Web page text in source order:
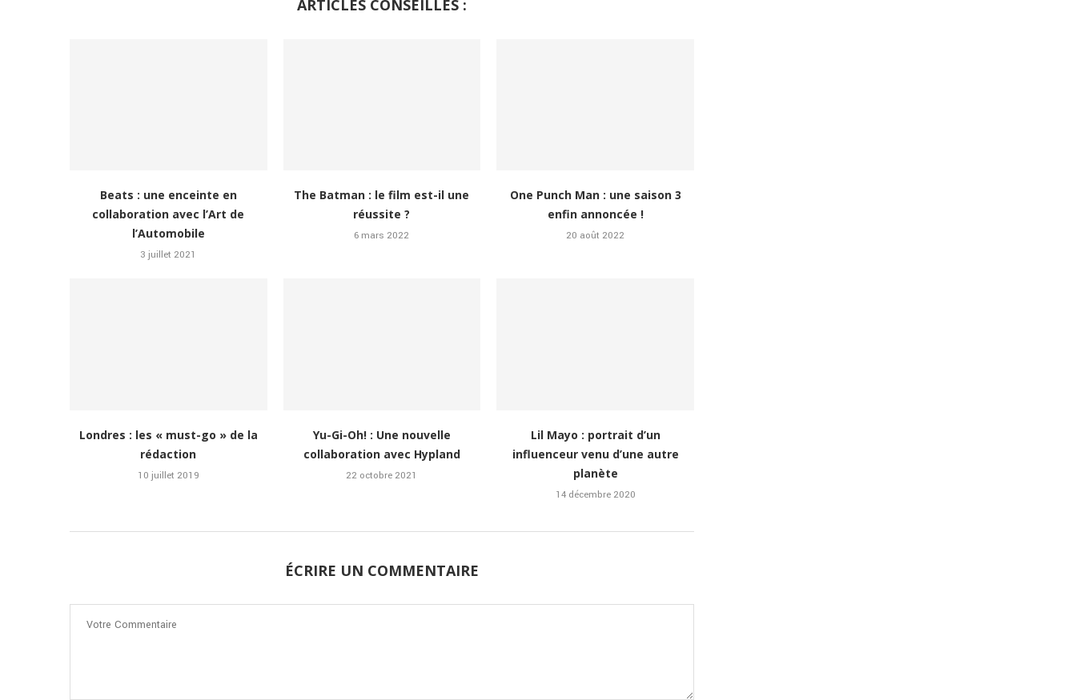
ARTICLES CONSEILLÉS :
Beats : une enceinte en
collaboration avec l’Art de
l’Automobile
3 juillet 2021
The Batman : le film est-il une
réussite ?
6 mars 2022
One Punch Man : une saison 3
enfin annoncée !
20 août 2022
Londres : les « must-go » de la
rédaction
10 juillet 2019
Yu-Gi-Oh! : Une nouvelle
collaboration avec Hypland
22 octobre 2021
Lil Mayo : portrait d’un
influenceur venu d’une autre
planète
14 décembre 2020
ÉCRIRE UN COMMENTAIRE